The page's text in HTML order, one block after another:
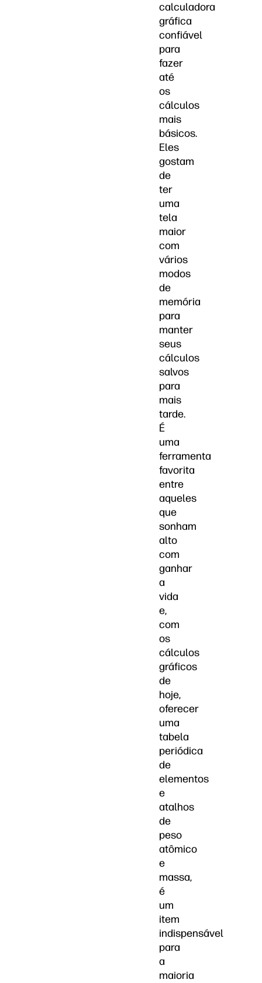
calculadora
gráfica
confiável
para
fazer
até
os
cálculos
mais
básicos.
Eles
gostam
de
ter
uma
tela
maior
com
vários
modos
de
memória
para
manter
seus
cálculos
salvos
para
mais
tarde.
É
uma
ferramenta
favorita
entre
aqueles
que
sonham
alto
com
ganhar
a
vida
e,
com
os
cálculos
gráficos
de
hoje,
oferecer
uma
tabela
periódica
de
elementos
e
atalhos
de
peso
atômico
e
massa,
é
um
item
indispensável
para
a
maioria